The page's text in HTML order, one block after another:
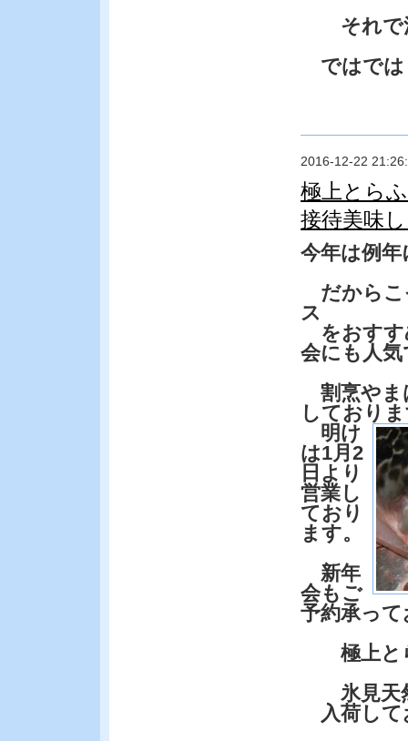
それで
ではでは
2016-12-22
極上とら
接待美味
今年は例
だからこ
ス
をおすす
会にも人
割烹やま
しており
明け
は1月2
日より
営業し
ており
ます。
新年
会もご
予約承っ
極上とら
氷見天然
入荷して